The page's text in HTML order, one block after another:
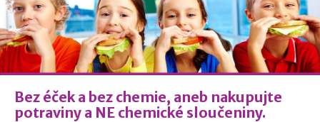
Bez éček a bez chemie, aneb nakupujte
potraviny a NE chemické sloučeniny.